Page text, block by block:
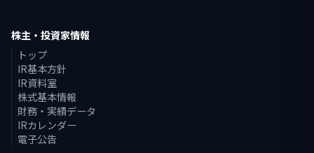
株主・投資家情報
トップ
IR基本方針
IR資料室
株式基本情報
財務・実績データ
IRカレンダー
電子公告